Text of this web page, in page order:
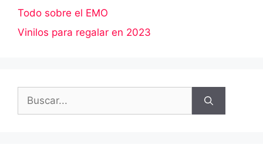
Todo sobre el EMO
Vinilos para regalar en 2023
Buscar: